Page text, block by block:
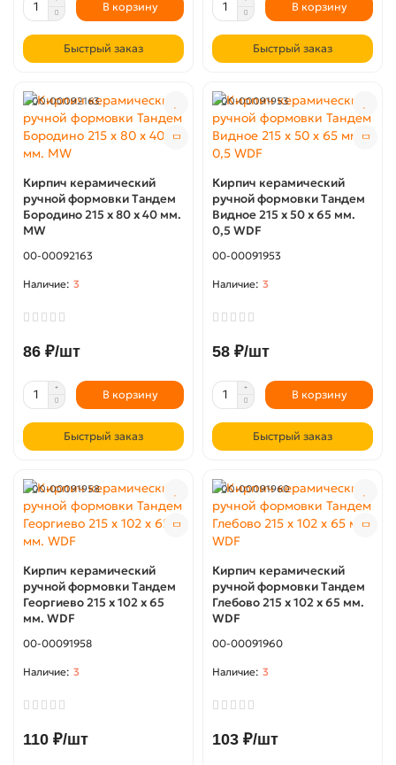
В корзину
Быстрый заказ
В корзину
Быстрый заказ
00-00092163
Кирпич керамический
ручной формовки Тандем
Бородино 215 х 80 х 40 мм.
MW
00-00092163
3
86 ₽/шт
В корзину
Быстрый заказ
00-00091953
Кирпич керамический
ручной формовки Тандем
Видное 215 х 50 х 65 мм.
0,5 WDF
00-00091953
3
58 ₽/шт
В корзину
Быстрый заказ
00-00091958
Кирпич керамический
ручной формовки Тандем
Георгиево 215 х 102 х 65
мм. WDF
00-00091958
3
110 ₽/шт
00-00091960
Кирпич керамический
ручной формовки Тандем
Глебово 215 х 102 х 65 мм.
WDF
00-00091960
3
103 ₽/шт